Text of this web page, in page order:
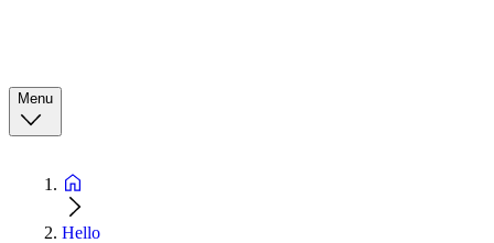
Menu
Hello